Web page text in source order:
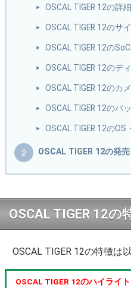
OSCAL TIGER 12の詳
OSCAL TIGER 12のサ
OSCAL TIGER 12の
OSCAL TIGER 12のデ
OSCAL TIGER 12のカ
OSCAL TIGER 12のバ
OSCAL TIGER 12のOS
OSCAL TIGER 12の発
OSCAL TIGER 12の
OSCAL TIGER 12の特徴は
OSCAL TIGER 12のハイライト